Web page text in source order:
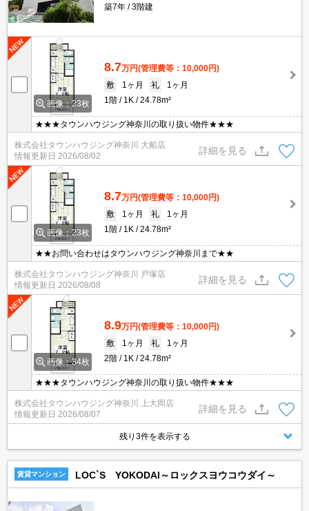
築7年
3階建
画像：23枚
8.7万円(管理費等：10,000円)
敷
1ヶ月 礼
1ヶ月
1階
1K 24.78m²
★★★タウンハウジング神奈川の取り扱い物件★★★
株式会社タウンハウジング神奈川 大船店
情報更新日 2026/08/02
詳細を見る
画像：23枚
8.7万円(管理費等：10,000円)
敷
1ヶ月 礼
1ヶ月
1階
1K 24.78m²
★★お問い合わせはタウンハウジング神奈川まで★★
株式会社タウンハウジング神奈川 戸塚店
情報更新日 2026/08/08
詳細を見る
画像：34枚
8.9万円(管理費等：10,000円)
敷
1ヶ月 礼
1ヶ月
2階
1K 24.78m²
★★★タウンハウジング神奈川の取り扱い物件★★★
株式会社タウンハウジング神奈川 上大岡店
情報更新日 2026/08/07
詳細を見る
残り3件を表示する
賃貸マンション LOC`S YOKODAI～ロックスヨウコウダイ～